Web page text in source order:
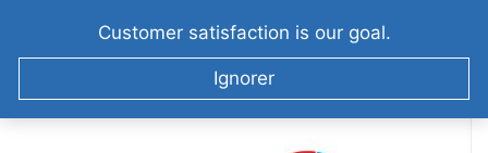
Customer satisfaction is our goal.
Ignorer
+86-51258687904 info@greatabiotechnology.com
XIZHA VILLAGE,SUZHOU. CHINA